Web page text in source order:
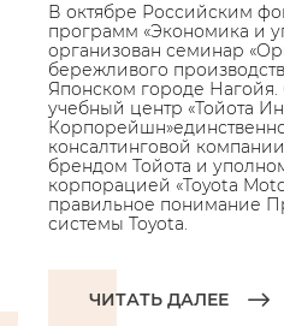
В октябре Российским
программ «Экономика и
организован семинар
бережливого
Японском городе
учебный центр «Тойота
консалтинговой
брендом Тойота и
корпорацией «Toyota
правильное понимание
системы Toyota.
ЧИТАТЬ ДАЛЕЕ